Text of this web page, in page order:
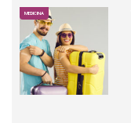
MEDICINA